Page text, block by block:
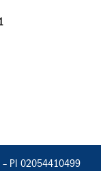
– PI 02054410499